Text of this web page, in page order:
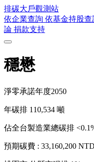
排碳大戶觀測站
依企業查詢 依基金持股查
論 捐款支持
穩懋
淨零承諾年度2050
年碳排 110,534 噸
佔全台製造業總碳排
預期碳費 : 33,160,200 NTD